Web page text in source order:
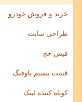
خرید و فروش خودرو
طراحی سایت
فیش حج
قیمت بیسیم باوفنگ
کوتاه کننده لینک